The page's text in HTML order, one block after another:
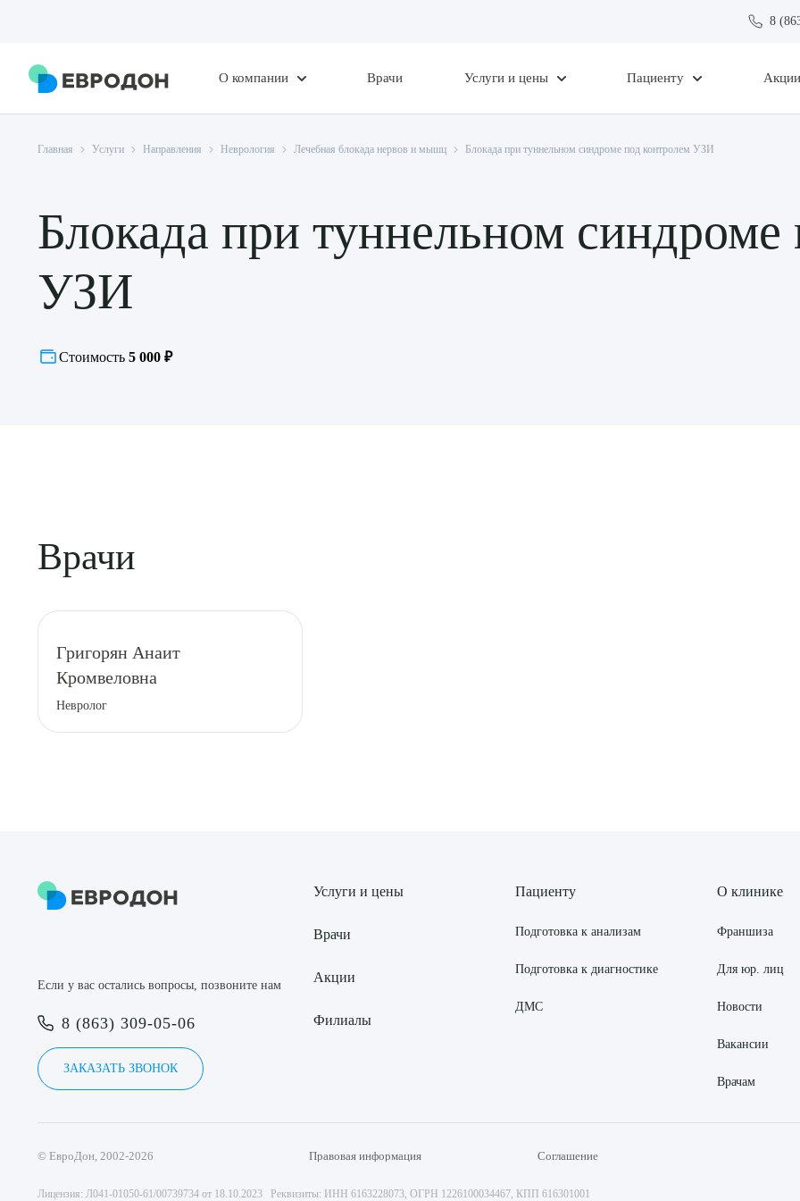
8
О компании Врачи Услуги и цены Пациенту Акции
Главная Услуги Направления Неврология Лечебная блокада нервов и мышц Блокада при туннельном синдроме под контролем УЗИ
Блокада при туннельном синдроме
УЗИ
Стоимость 5 000 ₽
Врачи
Григорян Анаит
Кромвеловна
Невролог
Если у вас остались вопросы, позвоните нам
8 (863) 309-05-06
ЗАКАЗАТЬ ЗВОНОК
Услуги и цены
Врачи
Акции
Филиалы
Пациенту
Подготовка к анализам
Подготовка к диагностике
ДМС
О клинике
Франшиза
Для юр. лиц
Новости
Вакансии
Врачам
© ЕвроДон, 2002-2026 Правовая информация Соглашение
Лицензия: Л041-01050-61/00739734 от 18.10.2023 Реквизиты: ИНН 6163228073, ОГРН 1226100034467, КПП 616301001